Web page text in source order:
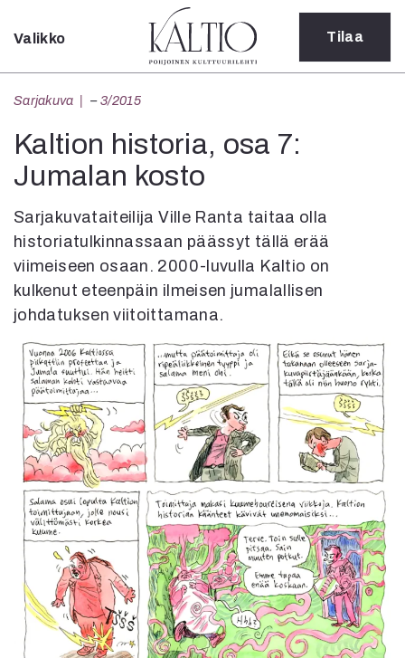
Sulje
Verkkoartikkeli
Teatteri
Tanssi
Sarjakuva
Sámegillii
Pääkirjoitus
Paperilehdestä
Oulu2026
Näyttelyt
Musiikki
Levyt
Kuvataide
Kirjat
In English
Esitystaide
Arkisto
Lehdet
4/2026
2–3/2026
1/2026
6/2025
5/2025 saame
Valikko Tilaa
Sarjakuva –3/2015
Kaltion historia, osa 7:
Jumalan kosto
Sarjakuvataiteilija Ville Ranta taitaa olla
historiatulkinnassaan päässyt tällä erää
viimeiseen osaan. 2000-luvulla Kaltio on
kulkenut eteenpäin ilmeisen jumalallisen
johdatuksen viitoittamana.